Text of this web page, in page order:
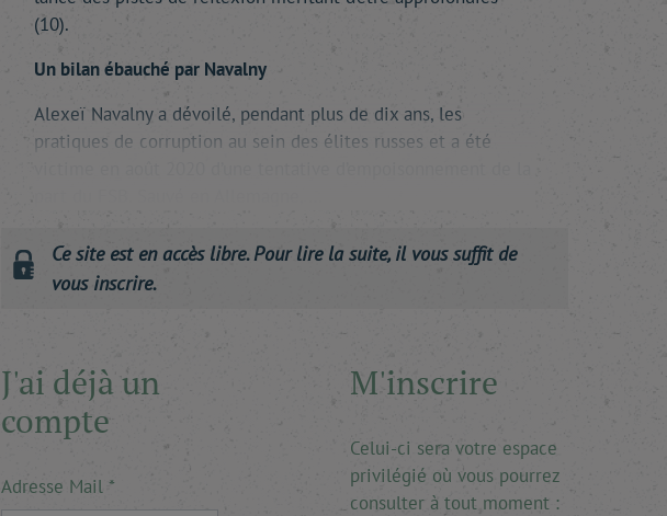
(10).
Un bilan ébauché par Navalny
Alexeï Navalny a dévoilé, pendant plus de dix ans, les
pratiques de corruption au sein des élites russes et a été
Ce site est en accès libre. Pour lire la suite, il vous suffit de
vous inscrire.
J'ai déjà un
compte
Adresse Mail
M'inscrire
Celui-ci sera votre espace
privilégié où vous pourrez
consulter à tout moment :